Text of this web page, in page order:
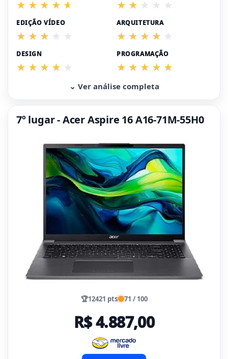
EDIÇÃO VÍDEO ARQUITETURA
DESIGN PROGRAMAÇÃO
⌄ Ver análise completa
7º lugar - Acer Aspire 16 A16-71M-55H0
🏆12421 pts 71 / 100
R$ 4.887,00